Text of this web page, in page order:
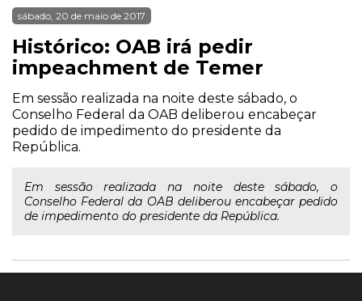
sábado, 20 de maio de 2017
Histórico: OAB irá pedir
impeachment de Temer
Em sessão realizada na noite deste sábado, o
Conselho Federal da OAB deliberou encabeçar
pedido de impedimento do presidente da
República.
Em sessão realizada na noite deste sábado, o
Conselho Federal da OAB deliberou encabeçar pedido
de impedimento do presidente da República.